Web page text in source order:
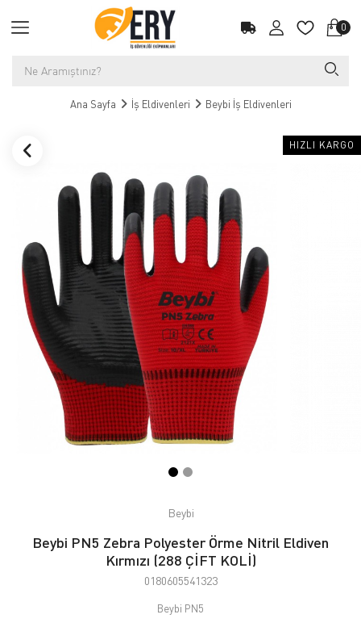
0
Ana Sayfa İş Eldivenleri Beybi İş Eldivenleri
HIZLI KARGO
Beybi
Beybi PN5 Zebra Polyester Örme Nitril Eldiven
Kırmızı (288 ÇİFT KOLİ)
0180605541323
Beybi PN5